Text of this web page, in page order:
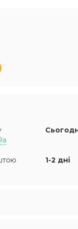
1-2 дні